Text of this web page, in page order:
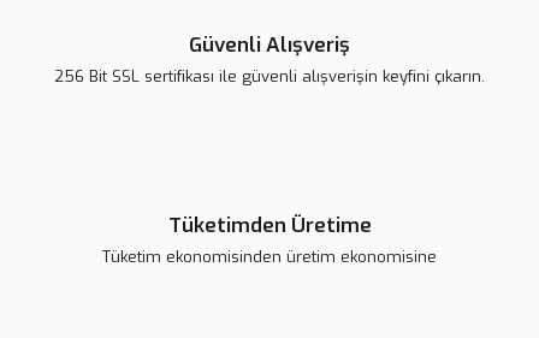
Güvenli Alışveriş
256 Bit SSL sertifikası ile güvenli alışverişin keyfini çıkarın.
Tüketimden Üretime
Tüketim ekonomisinden üretim ekonomisine